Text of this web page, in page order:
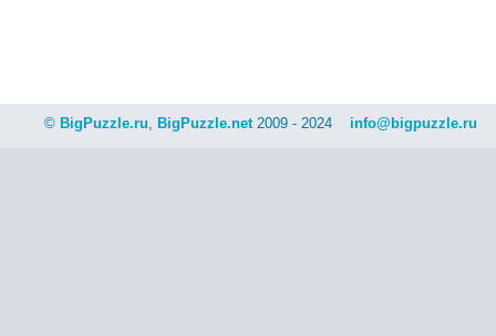
© BigPuzzle.ru, BigPuzzle.net2009 - 2024 info@bigpuzzle.ru